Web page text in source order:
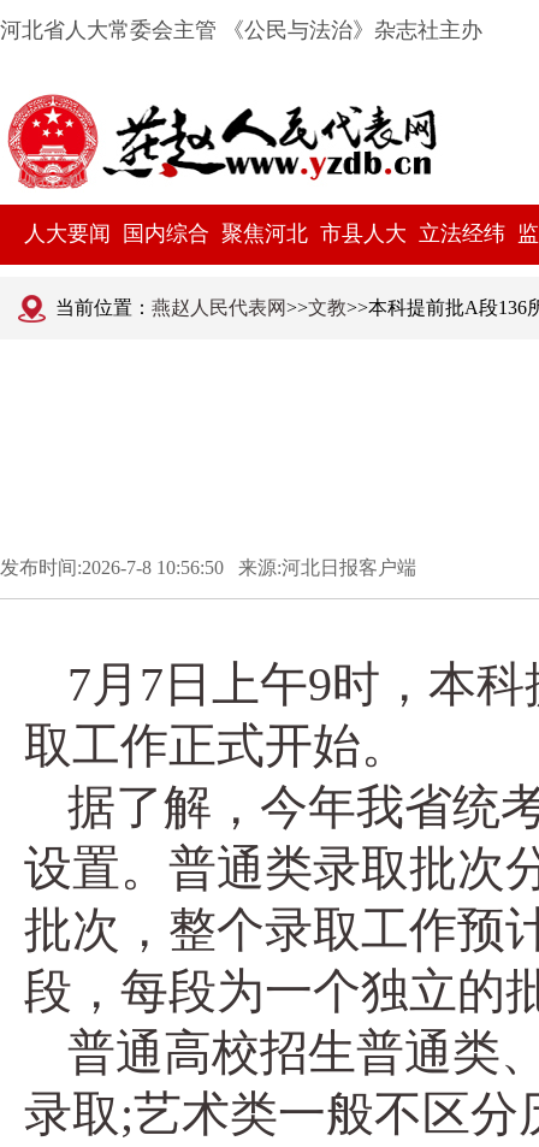
河北省人大常委会主管 《公民与法治》杂志社主办
人大要闻 国内综合 聚焦河北 市县人大 立法经纬
当前位置： 燕赵人民代表网>>文教>>本科提前批A段136
发布时间:2026-7-8 10:56:50 来源:河北日报客户端
7月7日上午9时，本
取工作正式开始。
据了解，今年我省统
设置。普通类录取批次
批次，整个录取工作预
段，每段为一个独立的
普通高校招生普通类
录取;艺术类一般不区